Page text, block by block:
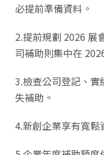
必提前準備資料。
2.提前規劃 2026 展
司補助則集中在
3.檢查公司登記、
失補助。
4.新創企業享有寬鬆